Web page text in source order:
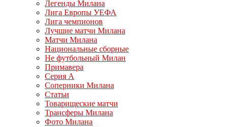
Легенды Милана
Лига Европы УЕФА
Лига чемпионов
Лучшие матчи Милана
Матчи Милана
Национальные сборные
Не футбольный Милан
Примавера
Серия А
Соперники Милана
Статьи
Товарищеские матчи
Трансферы Милана
Фото Милана